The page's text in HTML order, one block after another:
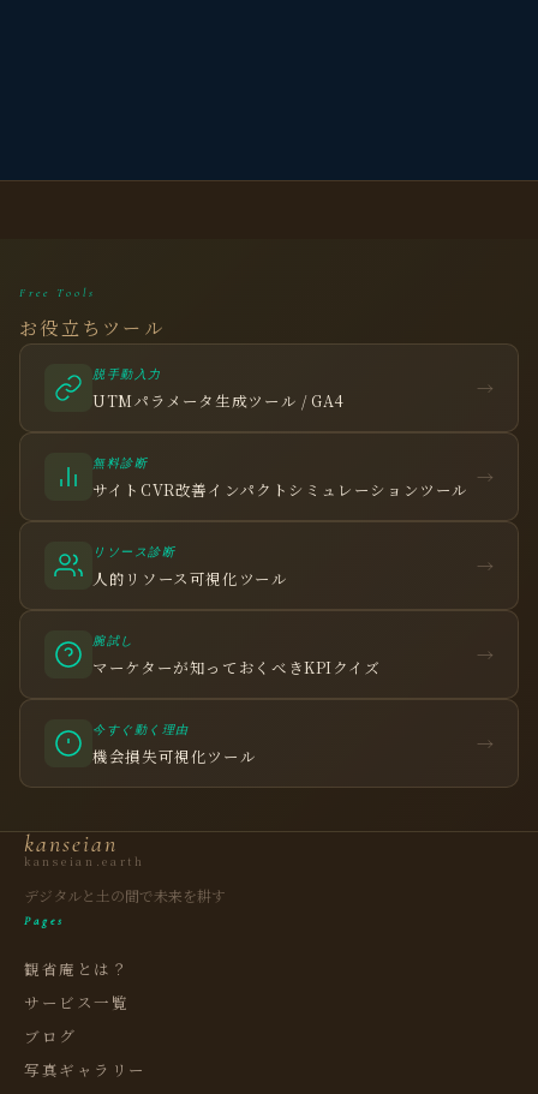
Free Tools
お役立ちツール
脱手動入力
UTMパラメータ生成ツール / GA4
→
無料診断
サイトCVR改善インパクトシミュレーションツール
→
リソース診断
人的リソース可視化ツール
→
腕試し
マーケターが知っておくべきKPIクイズ
→
今すぐ動く理由
機会損失可視化ツール
→
kanseian
kanseian.earth
デジタルと土の間で未来を耕す
Pages
観省庵とは？
サービス一覧
ブログ
写真ギャラリー
観 観省庵 相談窓口
BUSINESS CONSULTING
📈 利益を増やしたい
🔍 現状サイトを分析したい
🧭 個人コーチングとは？